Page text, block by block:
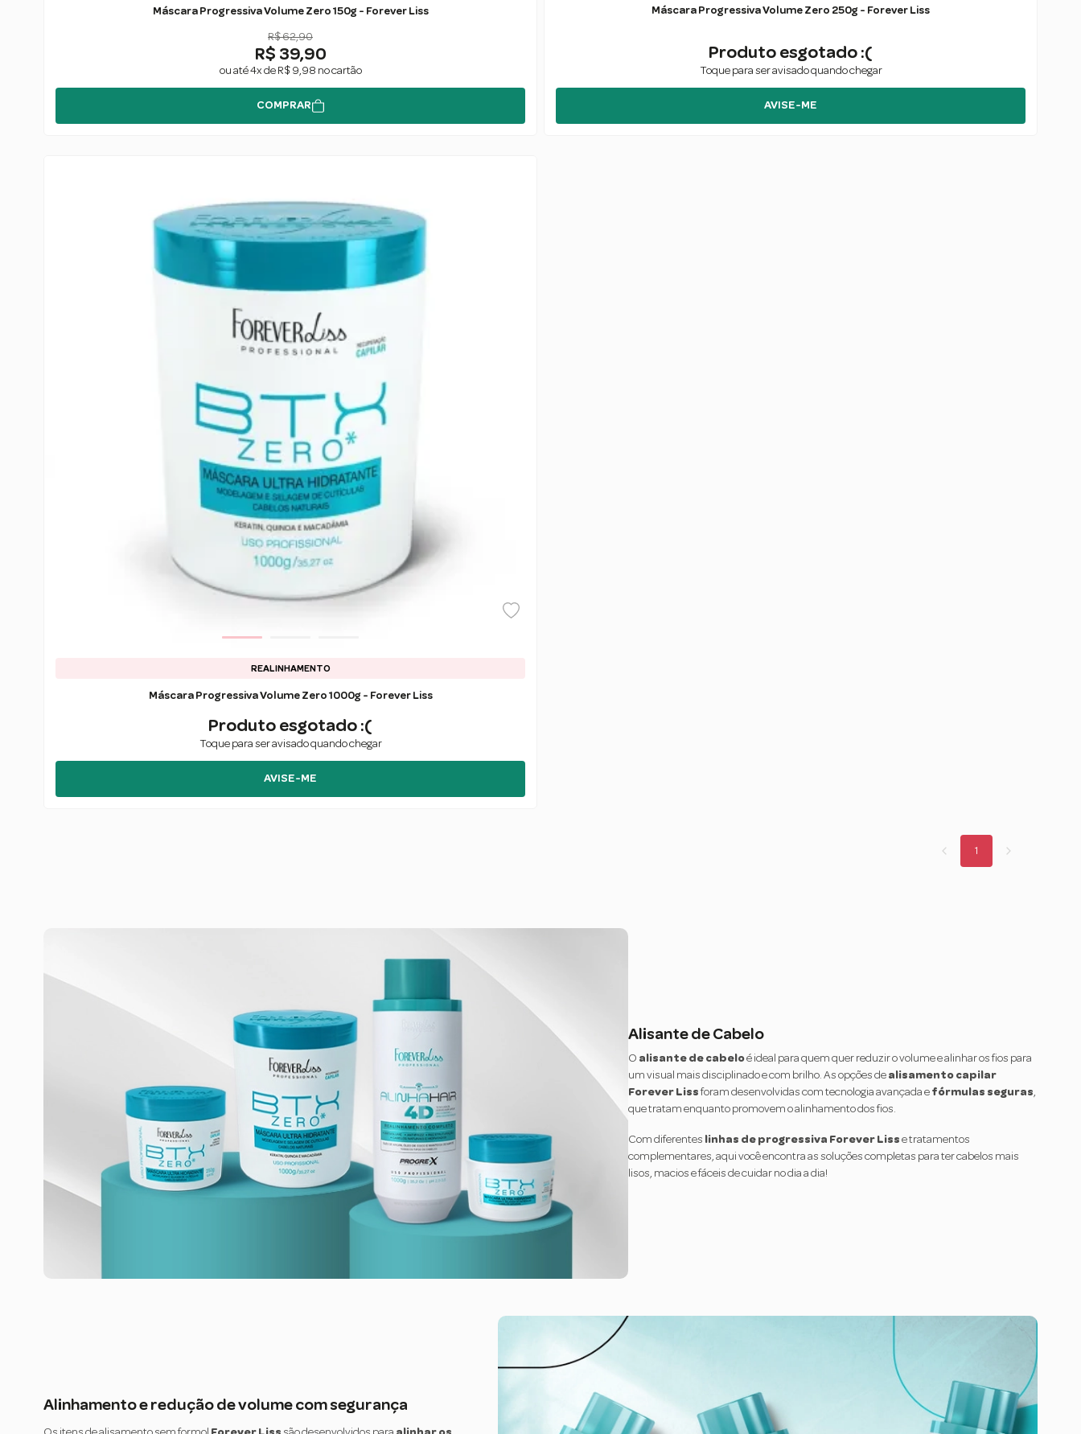
Máscara Progressiva Volume Zero 150g - Forever Liss
R$ 62,90
R$ 39,90
ou até 4x de R$ 9,98 no cartão
COMPRAR
Máscara Progressiva Volume Zero 250g - Forever Liss
Produto esgotado :(
Toque para ser avisado quando chegar
AVISE-ME
REALINHAMENTO
Máscara Progressiva Volume Zero 1000g - Forever Liss
Produto esgotado :(
Toque para ser avisado quando chegar
AVISE-ME
1
Alisante de Cabelo
O alisante de cabeloé ideal para quem quer reduzir o volume e alinhar os fios para
um visual mais disciplinado e com brilho. As opções de alisamento capilar
Forever Lissforam desenvolvidas com tecnologia avançada e fórmulas seguras,
que tratam enquanto promovem o alinhamento dos fios.
Com diferentes linhas de progressiva Forever Liss e tratamentos
complementares, aqui você encontra as soluções completas para ter cabelos mais
lisos, macios e fáceis de cuidar no dia a dia!
Alinhamento e redução de volume com segurança